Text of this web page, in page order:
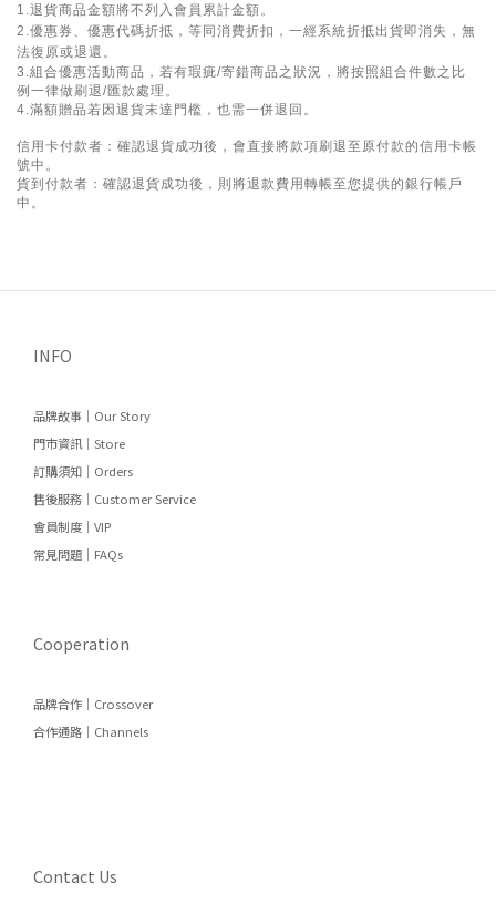
1.退貨商品金額將不列入會員累計金額。
2.優惠券、優惠代碼折抵，等同消費折扣，一經系統折抵出貨即消失，無
法復原或退還。
3.組合優惠活動商品，若有瑕疵/寄錯商品之狀況，將按照組合件數之比
例一律做刷退/匯款處理。
4.滿額贈品若因退貨末達門檻，也需一併退回。
信用卡付款者：確認退貨成功後，會直接將款項刷退至原付款的信用卡帳
號中。
貨到付款者：確認退貨成功後，則將退款費用轉帳至您提供的銀行帳戶
中。
INFO
品牌故事｜Our Story
門市資訊｜Store
訂購須知｜Orders
售後服務｜Customer Service
會員制度｜VIP
常見問題｜FAQs
Cooperation
品牌合作｜Crossover
合作通路｜Channels
Contact Us